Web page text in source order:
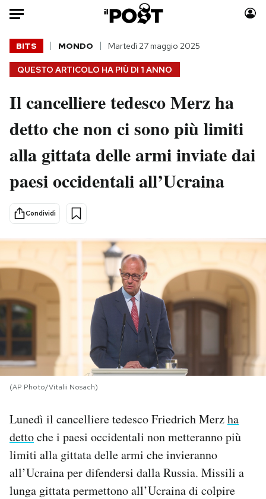
Auto
HOME
Italia
Politica
Tecnologia
Internet
Scienza
Cultura
Economia
Sport
Moda
Consumismi
Storie/Idee
Media
PODCAST
NEWSLETTER
I MIEI PREFERITI
CALENDARIO
AREA PERSONALE
QUESTO ARTICOLO HA PIÙ DI 1 ANNO
BITS MONDO Martedì 27 maggio 2025
Il cancelliere tedesco Merz ha
detto che non ci sono più limiti
alla gittata delle armi inviate dai
paesi occidentali all’Ucraina
Condividi
(AP Photo/Vitalii Nosach)
Lunedì il cancelliere tedesco Friedrich Merzha
dettoche i paesi occidentali non metteranno più
limiti alla gittata delle armi che invieranno
all’Ucraina per difendersi dalla Russia. Missili a
lunga gittata permettono all’Ucraina di colpire